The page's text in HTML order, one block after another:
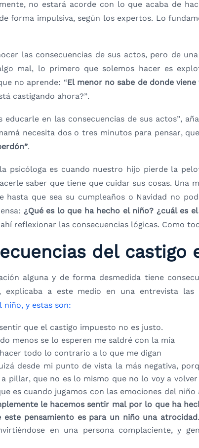
no estará acorde con lo que acaba de
forma impulsiva, según los expertos. Lo
las consecuencias de sus actos, pero de
mal, lo primero que solemos hacer es
no aprende: “El menor no sabe de donde
castigando ahora?”.
educarle en las consecuencias de sus actos”,
necesita dos o tres minutos para pensar,
.
psicóloga es cuando nuestro hijo pierde la
saber que tiene que cuidar sus cosas.
hasta que sea su cumpleaños o Navidad no
¿Qué es lo que ha hecho el niño? ¿cuál es
reflexionar las consecuencias lógicas. Como
del castigo
alguna y de forma desmedida tiene
explicaba a este medio en una entrevista las
niño, y estas son:
que el castigo impuesto no es justo.
menos se lo esperen me saldré con la mía
todo lo contrario a lo que me digan
desde mi punto de vista la más negativa,
pillar, que no es lo mismo que no lo voy a
es cuando jugamos con las emociones del
le hacemos sentir mal por lo que ha
este pensamiento es para un niño una atrocidad
en una persona complaciente, y